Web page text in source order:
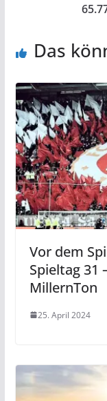
Das
Vor dem
Spieltag 31
MillernTon
25. April 2024